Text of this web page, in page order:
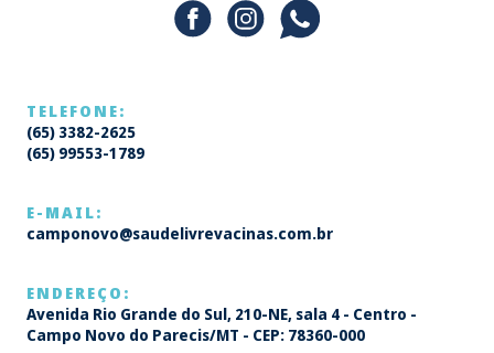
TELEFONE:
(65) 3382-2625
(65) 99553-1789
E-MAIL:
camponovo@saudelivrevacinas.com.br
ENDEREÇO:
Avenida Rio Grande do Sul, 210-NE, sala 4 - Centro -
Campo Novo do Parecis/MT - CEP: 78360-000